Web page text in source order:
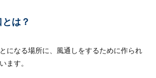
法とガス漏れした時の対処法
は？
になる場所に、風通しをするために作られ
ます。